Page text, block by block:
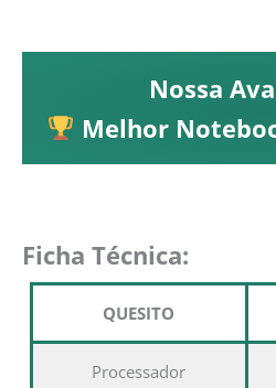
Nossa
Melhor
Ficha Técnica:
QUESITO
Processador